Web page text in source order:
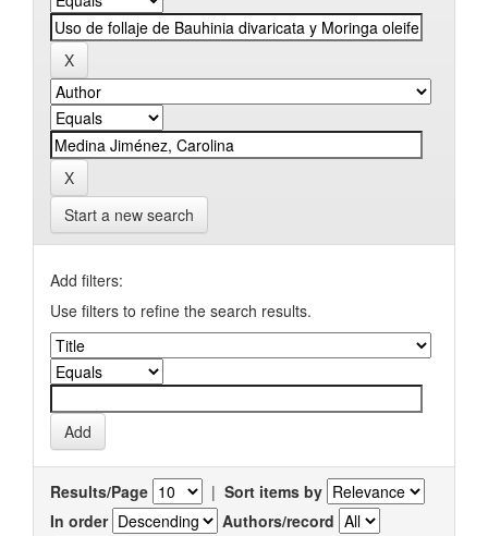
Start a new search
Add filters:
Use filters to refine the search results.
Results/Page | Sort items by
In order
Authors/record